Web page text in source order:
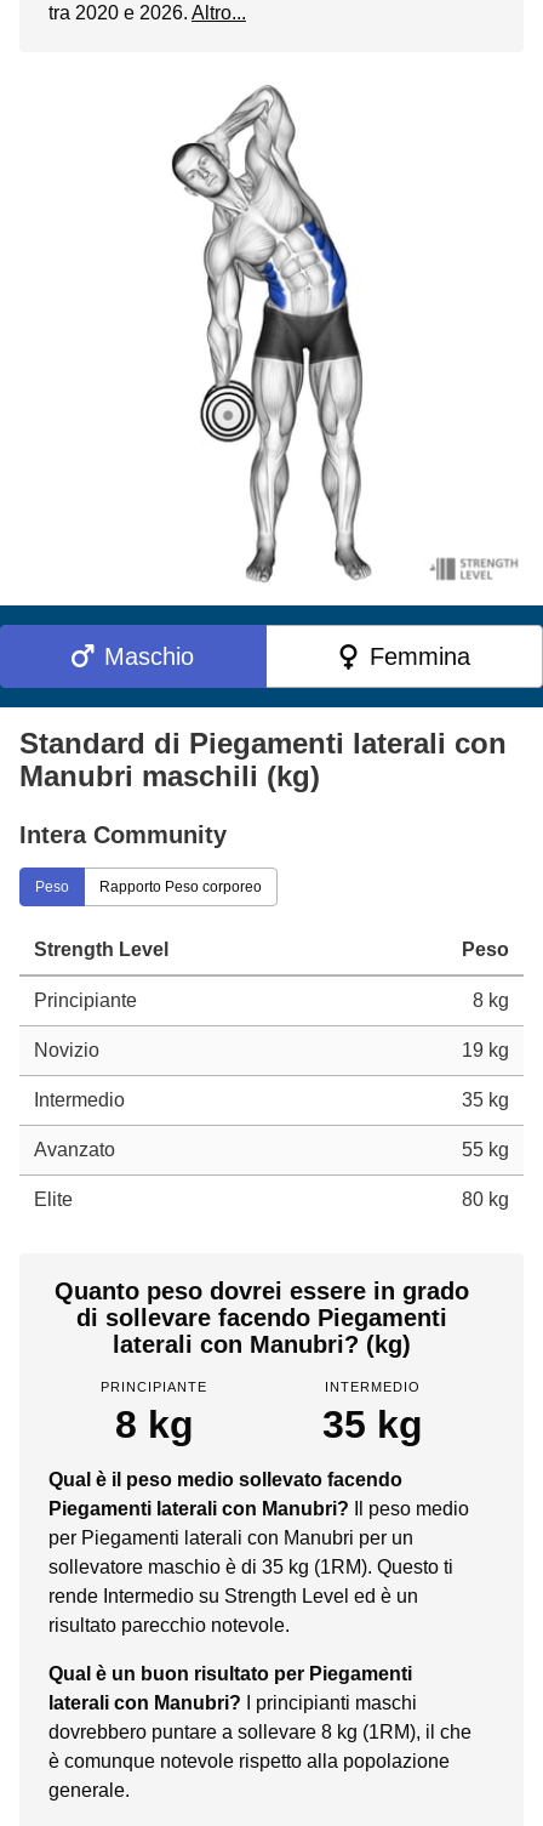
tra 2020 e 2026. Altro...
Maschio Femmina
Standard di Piegamenti laterali con
Manubri maschili (kg)
Intera Community
Peso Rapporto Peso corporeo
Strength Level Peso
Principiante 8 kg
Novizio 19 kg
Intermedio 35 kg
Avanzato 55 kg
Elite 80 kg
Quanto peso dovrei essere in grado
di sollevare facendo Piegamenti
laterali con Manubri? (kg)
PRINCIPIANTE
8 kg
INTERMEDIO
35 kg
Qual è il peso medio sollevato facendo
Piegamenti laterali con Manubri?
Il peso medio
per Piegamenti laterali con Manubri per un
sollevatore maschio è di 35 kg (1RM). Questo ti
rende Intermedio su Strength Level ed è un
risultato parecchio notevole.
Qual è un buon risultato per Piegamenti
laterali con Manubri?
I principianti maschi
dovrebbero puntare a sollevare 8 kg (1RM), il che
è comunque notevole rispetto alla popolazione
generale.